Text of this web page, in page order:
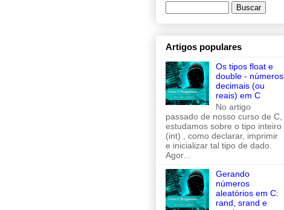
Artigos populares
Os tipos float e
double - números
decimais (ou
reais) em C
No artigo
passado de nosso curso de C,
estudamos sobre o tipo inteiro
(int) , como declarar, imprimir
e inicializar tal tipo de dado.
Agor...
Gerando
números
aleatórios em C:
rand, srand e